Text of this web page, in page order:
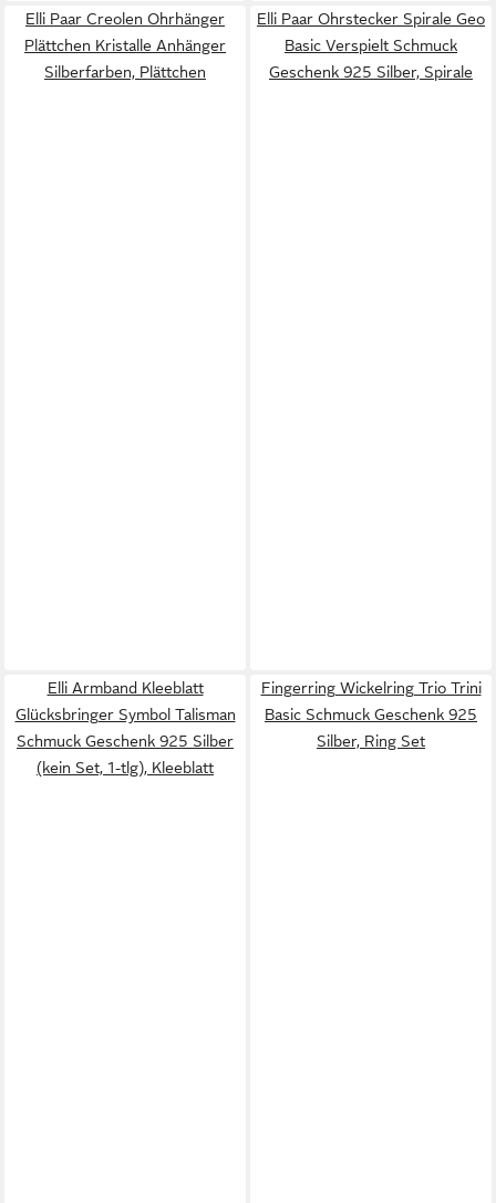
Elli Paar Creolen Ohrhänger
Plättchen Kristalle Anhänger
Silberfarben, Plättchen
Elli Paar Ohrstecker Spirale Geo
Basic Verspielt Schmuck
Geschenk 925 Silber, Spirale
Elli Armband Kleeblatt
Glücksbringer Symbol Talisman
Schmuck Geschenk 925 Silber
(kein Set, 1-tlg), Kleeblatt
Fingerring Wickelring Trio Trini
Basic Schmuck Geschenk 925
Silber, Ring Set